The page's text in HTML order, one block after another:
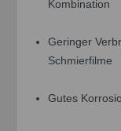
Kombination
Geringer
Schmierfilme
Gutes